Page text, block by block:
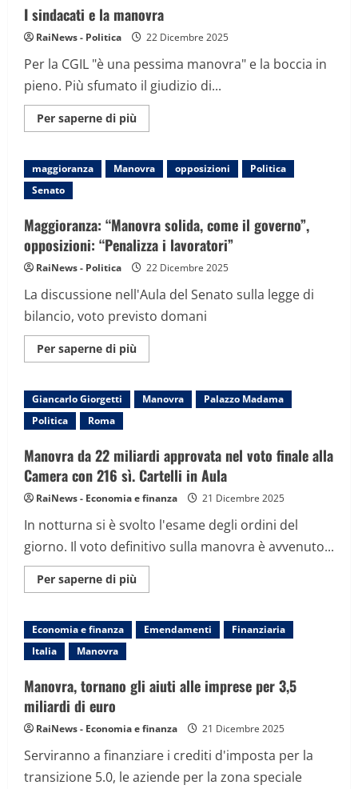
cose
che
sembravano
impossibili”
I sindacati e la manovra
RaiNews - Politica 22 Dicembre 2025
Per la CGIL "è una pessima manovra" e la boccia in
pieno. Più sfumato il giudizio di...
Per saperne di più
informazioni
sindacati
e
maggioranza Manovra opposizioni
Politica
Senato
Maggioranza: “Manovra solida, come il governo”,
opposizioni: “Penalizza i lavoratori”
RaiNews - Politica 22 Dicembre 2025
La discussione nell'Aula del Senato sulla legge di
bilancio, voto previsto domani
Per saperne di più
informazioni
“Manovra
solida,
opposizioni:
“Penalizza
lavoratori”
Giancarlo Giorgetti Manovra
Palazzo Madama
Politica
Roma
Manovra da 22 miliardi approvata nel voto finale alla
Camera con 216 sì. Cartelli in Aula
RaiNews - Economia e finanza 21 Dicembre 2025
In notturna si è svolto l'esame degli ordini del
giorno. Il voto definitivo sulla manovra è avvenuto...
Per saperne di più
informazioni
da
22
voto
finale
con
216
sì.
Cartelli
Aula
Economia e finanza Emendamenti
Finanziaria
Italia
Manovra
Manovra, tornano gli aiuti alle imprese per 3,5
miliardi di euro
RaiNews - Economia e finanza 21 Dicembre 2025
Serviranno a finanziare i crediti d'imposta per la
transizione 5.0, le aziende per la zona speciale